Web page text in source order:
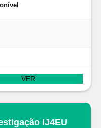
VER
IJ4EU